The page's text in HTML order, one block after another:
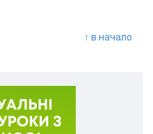
↑ в начало